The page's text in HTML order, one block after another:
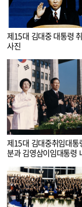
제15대 김대중 대통령
사진
제15대 김대중취임대통
분과 김영삼이임대통령